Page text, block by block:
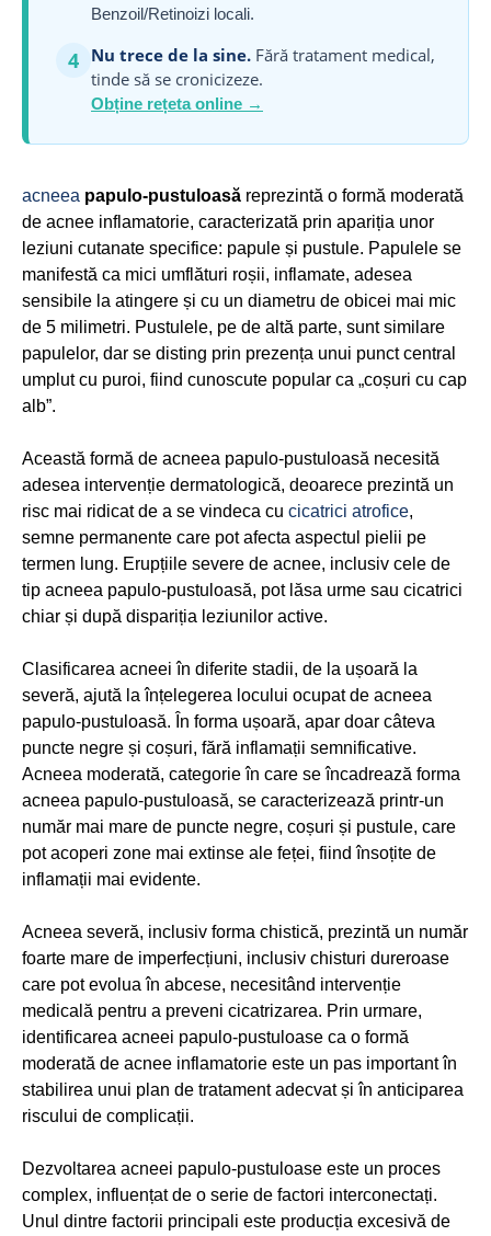
Benzoil/Retinoizi locali.
4 Nu trece de la sine. Fără tratament medical,
tinde să se cronicizeze.
Obține rețeta online →
acneea papulo-pustuloasă reprezintă o formă moderată
de acnee inflamatorie, caracterizată prin apariția unor
leziuni cutanate specifice: papule și pustule. Papulele se
manifestă ca mici umflături roșii, inflamate, adesea
sensibile la atingere și cu un diametru de obicei mai mic
de 5 milimetri. Pustulele, pe de altă parte, sunt similare
papulelor, dar se disting prin prezența unui punct central
umplut cu puroi, fiind cunoscute popular ca „coșuri cu cap
alb”.
Această formă de acneea papulo-pustuloasă necesită
adesea intervenție dermatologică, deoarece prezintă un
risc mai ridicat de a se vindeca cu cicatrici atrofice,
semne permanente care pot afecta aspectul pielii pe
termen lung. Erupțiile severe de acnee, inclusiv cele de
tip acneea papulo-pustuloasă, pot lăsa urme sau cicatrici
chiar și după dispariția leziunilor active.
Clasificarea acneei în diferite stadii, de la ușoară la
severă, ajută la înțelegerea locului ocupat de acneea
papulo-pustuloasă. În forma ușoară, apar doar câteva
puncte negre și coșuri, fără inflamații semnificative.
Acneea moderată, categorie în care se încadrează forma
acneea papulo-pustuloasă, se caracterizează printr-un
număr mai mare de puncte negre, coșuri și pustule, care
pot acoperi zone mai extinse ale feței, fiind însoțite de
inflamații mai evidente.
Acneea severă, inclusiv forma chistică, prezintă un număr
foarte mare de imperfecțiuni, inclusiv chisturi dureroase
care pot evolua în abcese, necesitând intervenție
medicală pentru a preveni cicatrizarea. Prin urmare,
identificarea acneei papulo-pustuloase ca o formă
moderată de acnee inflamatorie este un pas important în
stabilirea unui plan de tratament adecvat și în anticiparea
riscului de complicații.
Dezvoltarea acneei papulo-pustuloase este un proces
complex, influențat de o serie de factori interconectați.
Unul dintre factorii principali este producția excesivă de